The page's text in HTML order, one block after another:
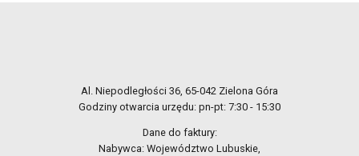
Al. Niepodległości 36, 65-042 Zielona Góra
Godziny otwarcia urzędu: pn-pt: 7:30 - 15:30
Dane do faktury:
Nabywca: Województwo Lubuskie,